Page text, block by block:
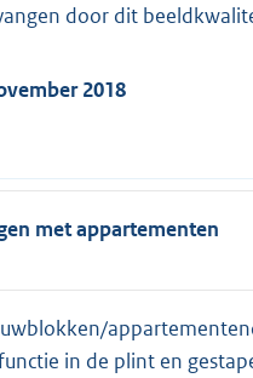
door dit
2018
met appartementen
in de plint en